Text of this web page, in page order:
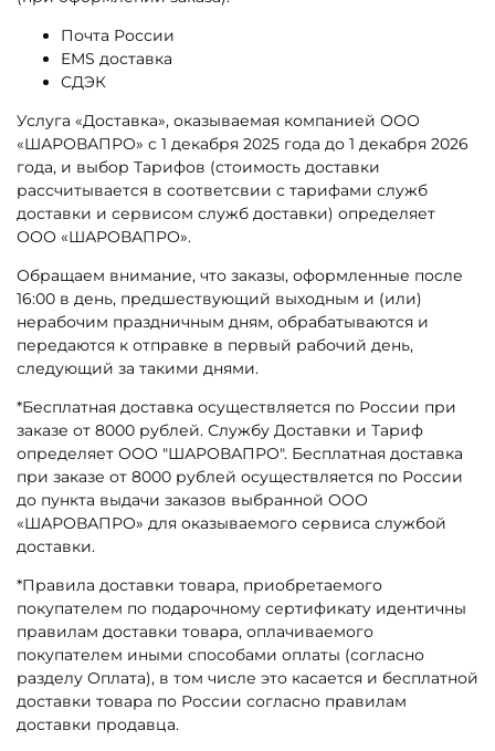
Почта России
EMS доставка
СДЭК
Услуга «Доставка», оказываемая компанией ООО
«ШАРОВАПРО» с 1 декабря 2025 года до 1 декабря 2026
года, и выбор Тарифов (стоимость доставки
рассчитывается в соответсвии с тарифами служб
доставки и сервисом служб доставки) определяет
ООО «ШАРОВАПРО».
Обращаем внимание, что заказы, оформленные после
16:00 в день, предшествующий выходным и (или)
нерабочим праздничным дням, обрабатываются и
передаются к отправке в первый рабочий день,
следующий за такими днями.
*Бесплатная доставка осуществляется по России при
заказе от 8000 рублей. Службу Доставки и Тариф
определяет ООО "ШАРОВАПРО". Бесплатная доставка
при заказе от 8000 рублей осуществляется по России
до пункта выдачи заказов выбранной ООО
«ШАРОВАПРО» для оказываемого сервиса службой
доставки.
*Правила доставки товара, приобретаемого
покупателем по подарочному сертификату идентичны
правилам доставки товара, оплачиваемого
покупателем иными способами оплаты (согласно
разделу Оплата), в том числе это касается и бесплатной
доставки товара по России согласно правилам
доставки продавца.